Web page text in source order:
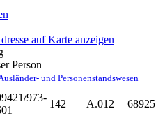
auf Karte anzeigen
Person
und Personenstandswesen
973-
142 A.012 68925